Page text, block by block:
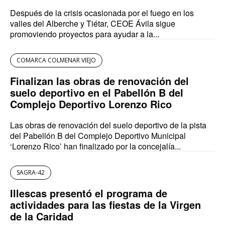
Después de la crisis ocasionada por el fuego en los
valles del Alberche y Tiétar, CEOE Ávila sigue
promoviendo proyectos para ayudar a la...
COMARCA COLMENAR VIEJO
Finalizan las obras de renovación del
suelo deportivo en el Pabellón B del
Complejo Deportivo Lorenzo Rico
Las obras de renovación del suelo deportivo de la pista
del Pabellón B del Complejo Deportivo Municipal
‘Lorenzo Rico’ han finalizado por la concejalía...
SAGRA-42
Illescas presentó el programa de
actividades para las fiestas de la Virgen
de la Caridad